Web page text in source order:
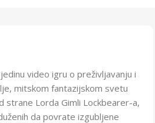
video igru o preživljavanju i
mitskom fantazijskom svetu
strane Lorda Gimli Lockbearer-a,
da povrate izgubljene